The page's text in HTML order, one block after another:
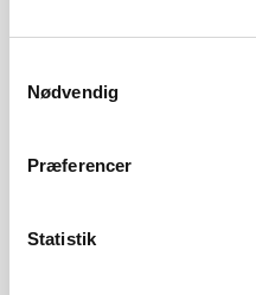
Nødvendig
Præferencer
Statistik
Forside
webko.dk
Cases
hjemmeside
Integrationer